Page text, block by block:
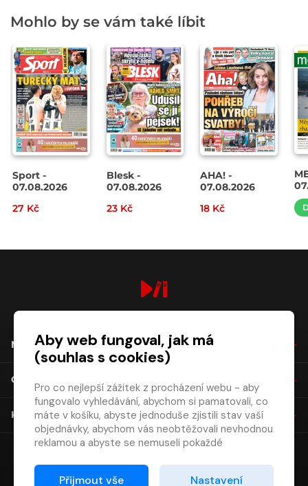
Mohlo by se vám také líbit
Sport -
07.08.2026
27 Kč
Blesk -
07.08.2026
23 Kč
AHA! -
07.08.2026
18 Kč
NÁKUP
O SPOLEČNOSTI
KONTAKT
Aby web fungoval, jak má
(souhlas s cookies)
Pro co nejlepší zážitek z procházení webu - aby
fungovalo vyhledávání, abychom si pamatovali, co
máte v košíku, abyste jednoduše zjistili stav vaší
objednávky, abychom vás neobtěžovali nevhodnou
reklamou a abyste se nemuseli pokaždé
Proto od vás potřebujeme souhlas se
Přijmout vše Nastavení